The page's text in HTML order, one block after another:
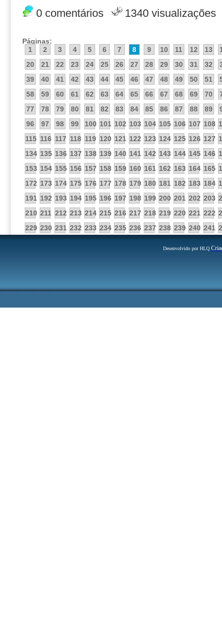
0 comentários 1340 visualizações
Páginas:
1
2 3 4 5 6 7 8 9 10 11 12 13
20
21 22 23 24 25 26 27 28 29 30 31 32
39
40 41 42 43 44 45 46 47 48 49 50 51
58
59 60 61 62 63 64 65 66 67 68 69 70
77
78 79 80 81 82 83 84 85 86 87 88 89
96
97 98 99 100 101 102 103 104 105 106 107 108
115 116 117 118 119 120 121 122 123 124 125 126 127
134 135 136 137 138 139 140 141 142 143 144 145 146
153 154 155 156 157 158 159 160 161 162 163 164 165
172 173 174 175 176 177 178 179 180 181 182 183 184
191 192 193 194 195 196 197 198 199 200 201 202 203
210 211 212 213 214 215 216 217 218 219 220 221 222
229 230 231 232 233 234 235 236 237 238 239 240 241
Desenvolvido por HLQ